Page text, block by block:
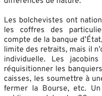
Les bolchevistes ont
les coffres des
compte de la banque
limite des retraits, mais il
individuelle. Les
réquisitionner les
caisses, les soumettre à
fermer la Bourse, etc.